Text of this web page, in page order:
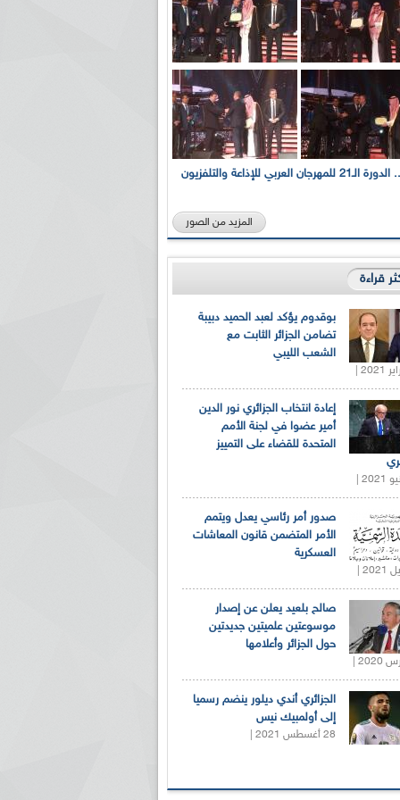
بالصور... الدورة الـ21 للمهرجان العربي للإذاعة والتلفزيون
المزيد من الصور
قراءة
بوقدوم يؤكد لعبد الحميد دبيبة
تضامن الجزائر الثابت مع
الشعب الليبي
إعادة انتخاب الجزائري نور الدين
أمير عضوا في لجنة الأمم
المتحدة للقضاء على التمييز
صدور أمر رئاسي يعدل ويتمم
الأمر المتضمن قانون المعاشات
العسكرية
صالح بلعيد يعلن عن إصدار
موسوعتين علميتين جديدتين
حول الجزائر وأعلامها
الجزائري أندي ديلور ينضم رسميا
إلى أولمبيك نيس
28 أغسطس 2021 |